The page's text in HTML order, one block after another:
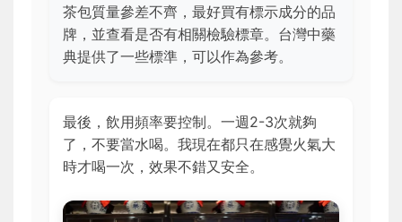
茶包質量參差不齊，最好買有標示成分的品
牌，並查看是否有相關檢驗標章。台灣中藥
典提供了一些標準，可以作為參考。
最後，飲用頻率要控制。一週2-3次就夠
了，不要當水喝。我現在都只在感覺火氣大
時才喝一次，效果不錯又安全。